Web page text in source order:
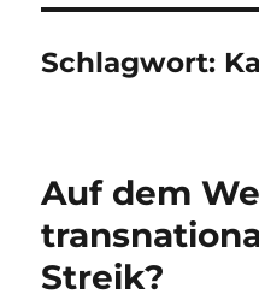
Schlagwort:
Auf dem
Streik?